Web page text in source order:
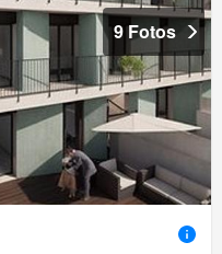
9 Fotos